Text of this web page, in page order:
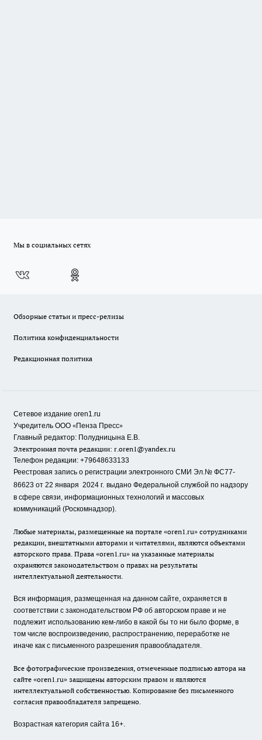
Мы в социальных сетях
Обзорные статьи и пресс-релизы
Политика конфиденциальности
Редакционная политика
Сетевое издание oren1.ru
Учредитель ООО «Пенза Пресс»
Главный редактор: Полудницына Е.В.
Электронная почта редакции: r.oren1@yandex.ru
Телефон редакции: +79648633133
Реестровая запись о регистрации электронного СМИ Эл.№ ФС77-
86623 от 22 января 2024 г. выдано Федеральной службой по надзору
в сфере связи, информационных технологий и массовых
коммуникаций (Роскомнадзор).
Любые материалы, размещенные на портале «oren1.ru» сотрудниками
редакции, внештатными авторами и читателями, являются объектами
авторского права. Права «oren1.ru» на указанные материалы
охраняются законодательством о правах на результаты
интеллектуальной деятельности.
Вся информация, размещенная на данном сайте, охраняется в
соответствии с законодательством РФ об авторском праве и не
подлежит использованию кем-либо в какой бы то ни было форме, в
том числе воспроизведению, распространению, переработке не
иначе как с письменного разрешения правообладателя.
Все фотографические произведения, отмеченные подписью автора на
сайте «oren1.ru» защищены авторским правом и являются
интеллектуальной собственностью. Копирование без письменного
согласия правообладателя запрещено.
Возрастная категория сайта 16+.